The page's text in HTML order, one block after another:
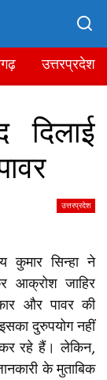
दिलाई
उत्तरप्रदेश
कुमार सिन्हा ने
आक्रोश जाहिर
और पावर की
दुरुपयोग नहीं
कर रहे हैं। लेकिन,
के मुताबिक
उत्तरप्रदेश